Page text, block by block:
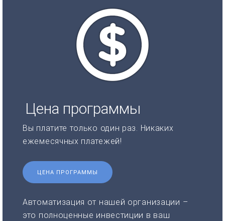
Цена программы
Вы платите только один раз. Никаких
ежемесячных платежей!
ЦЕНА ПРОГРАММЫ
Автоматизация от нашей организации –
это полноценные инвестиции в ваш